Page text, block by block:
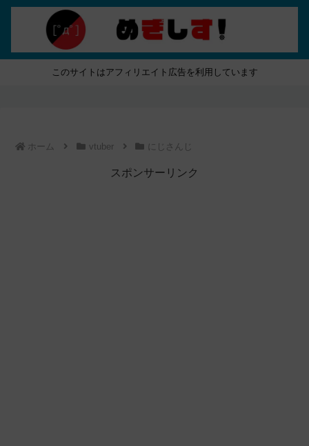
このサイトはアフィリエイト広告を利用しています
ホーム vtuber にじさんじ
スポンサーリンク